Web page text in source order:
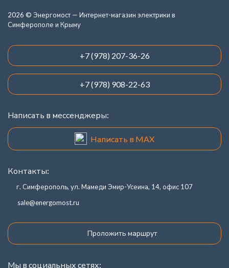
2026 © Энергомост — Интернет-магазин электрики в
Симферополе и Крыму
+7 (978) 207-36-26
+7 (978) 908-22-63
Написать в мессенджеры:
Написать в MAX
Контакты:
г. Симферополь, ул. Мамеди Эмир-Усеина, 14, офис 107
sale@energomost.ru
Проложить маршрут
Мы в социальных сетях: